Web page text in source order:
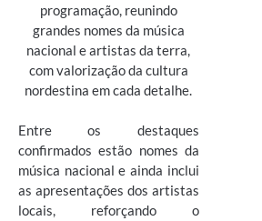
programação, reunindo
grandes nomes da música
nacional e artistas da terra,
com valorização da cultura
nordestina em cada detalhe.
Entre os destaques
confirmados estão nomes da
música nacional e ainda inclui
as apresentações dos artistas
locais, reforçando o